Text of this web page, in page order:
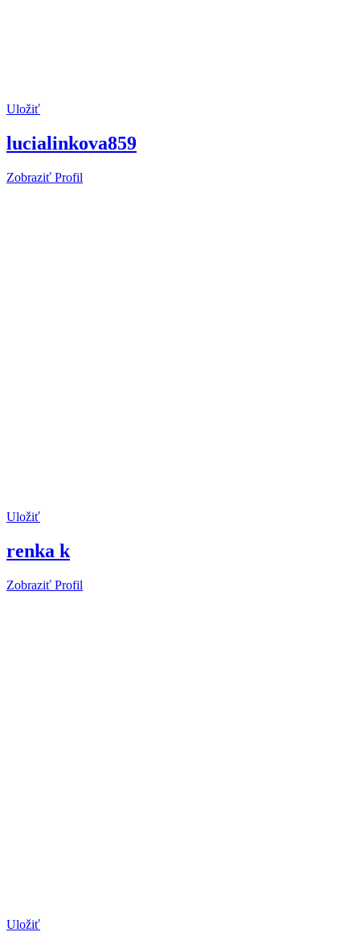
Uložiť
lucialinkova859
Zobraziť Profil
Uložiť
renka k
Zobraziť Profil
Uložiť